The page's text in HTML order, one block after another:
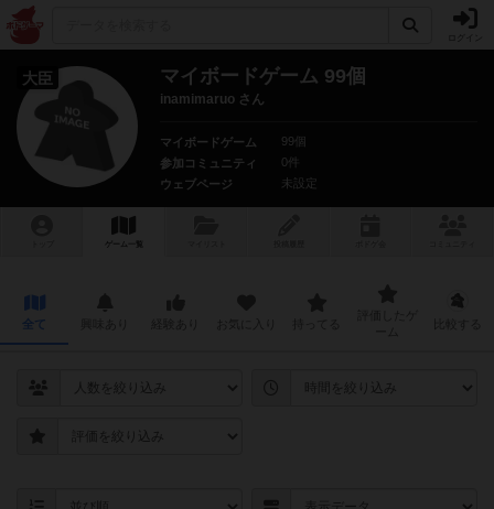
大臣 マイボードゲーム 99個
inamimaruo さん
マイボードゲーム
99個
参加コミュニティ
0件
ウェブページ
未設定
ゲーム一覧
全て